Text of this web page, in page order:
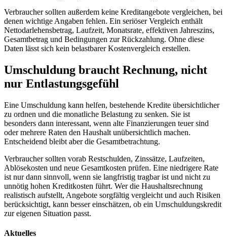
Verbraucher sollten außerdem keine Kreditangebote vergleichen, bei
denen wichtige Angaben fehlen. Ein seriöser Vergleich enthält
Nettodarlehensbetrag, Laufzeit, Monatsrate, effektiven Jahreszins,
Gesamtbetrag und Bedingungen zur Rückzahlung. Ohne diese
Daten lässt sich kein belastbarer Kostenvergleich erstellen.
Umschuldung braucht Rechnung, nicht
nur Entlastungsgefühl
Eine Umschuldung kann helfen, bestehende Kredite übersichtlicher
zu ordnen und die monatliche Belastung zu senken. Sie ist
besonders dann interessant, wenn alte Finanzierungen teuer sind
oder mehrere Raten den Haushalt unübersichtlich machen.
Entscheidend bleibt aber die Gesamtbetrachtung.
Verbraucher sollten vorab Restschulden, Zinssätze, Laufzeiten,
Ablösekosten und neue Gesamtkosten prüfen. Eine niedrigere Rate
ist nur dann sinnvoll, wenn sie langfristig tragbar ist und nicht zu
unnötig hohen Kreditkosten führt. Wer die Haushaltsrechnung
realistisch aufstellt, Angebote sorgfältig vergleicht und auch Risiken
berücksichtigt, kann besser einschätzen, ob ein Umschuldungskredit
zur eigenen Situation passt.
Aktuelles